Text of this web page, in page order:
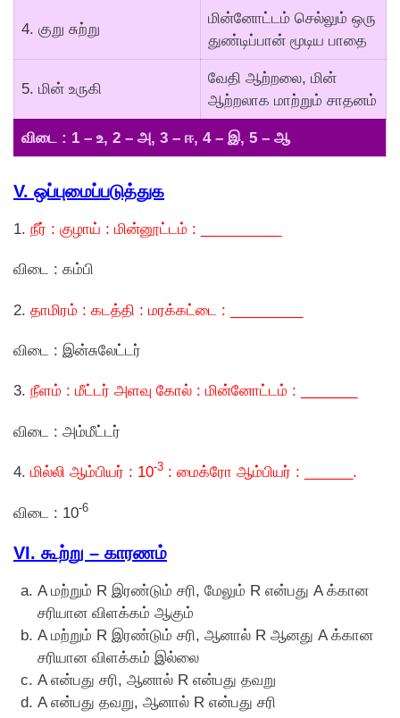
4. குறு சுற்று
மின்னோட்டம் செல்லும் ஒரு
துண்டிப்பான் மூடிய பாதை
5. மின் உருகி
வேதி ஆற்றலை, மின்
ஆற்றலாக மாற்றும் சாதனம்
விடை : 1 – உ, 2 – அ, 3 – ஈ, 4 – இ, 5 – ஆ
V. ஒப்புமைப்படுத்துக
1. நீர் : குழாய் : மின்னூட்டம் : __________
விடை : கம்பி
2. தாமிரம் : கடத்தி : மரக்கட்டை : _________
விடை : இன்சுலேட்டர்
3. நீளம் : மீட்டர் அளவு கோல் : மின்னோட்டம் : _______
விடை : அம்மீட்டர்
4. மில்லி ஆம்பியர் : 10-3 : மைக்ரோ ஆம்பியர் : ______.
விடை : 10-6
VI. கூற்று – காரணம்
A மற்றும் R இரண்டும் சரி, மேலும் R என்பது A க்கான
சரியான விளக்கம் ஆகும்
A மற்றும் R இரண்டும் சரி, ஆனால் R ஆனது A க்கான
சரியான விளக்கம் இல்லை
A என்பது சரி, ஆனால் R என்பது தவறு
A என்பது தவறு, ஆனால் R என்பது சரி